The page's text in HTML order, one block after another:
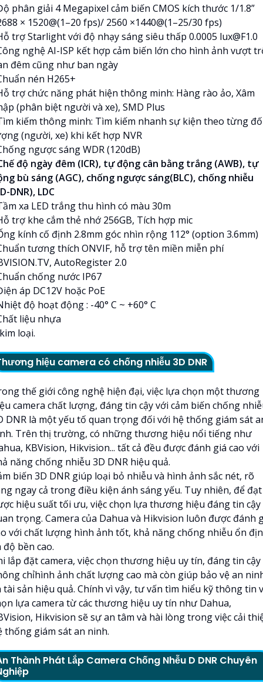
phân giải 4 Megapixel cảm biến CMOS kích thước 1/1.8”
× 1520@(1–20 fps)/ 2560 ×1440@(1–25/30 fps)
trợ Starlight với độ nhạy sáng siêu thấp 0.0005 lux@F1.0
nghệ AI-ISP kết hợp cảm biến lớn cho hình ảnh vượt
đêm cũng như ban ngày
nén H265+
trợ chức năng phát hiện thông minh: Hàng rào ảo, Xâm
(phân biệt người và xe), SMD Plus
kiếm thông minh: Tìm kiếm nhanh sự kiện theo từng
(người, xe) khi kết hợp NVR
ngược sáng WDR (120dB)
độ ngày đêm (ICR), tự động cân bằng trắng (AWB), tự
bù sáng (AGC), chống ngược sáng(BLC), chống nhiễu
DNR), LDC
xa LED trắng thu hình có màu 30m
trợ khe cắm thẻ nhớ 256GB, Tích hợp mic
kính cố định 2.8mm góc nhìn rộng 112° (option 3.6mm)
tương thích ONVIF, hỗ trợ tên miền miễn phí
AutoRegister 2.0
chống nước IP67
áp DC12V hoặc PoE
độ hoạt động : -40° C ~ +60° C
liệu nhựa
loại.
hiệu camera có chống nhiễu 3D DNR
thế giới công nghệ hiện đại, việc lựa chọn một thương
camera chất lượng, đáng tin cậy với cảm biến chống
DNR là một yếu tố quan trọng đối với hệ thống giám sát
Trên thị trường, có những thương hiệu nổi tiếng như
KBVision, Hikvision... tất cả đều được đánh giá cao với
năng chống nhiễu 3D DNR hiệu quả.
biến 3D DNR giúp loại bỏ nhiễu và hình ảnh sắc nét, rõ
ngay cả trong điều kiện ánh sáng yếu. Tuy nhiên, để đạt
hiệu suất tối ưu, việc chọn lựa thương hiệu đáng tin cậy
trọng. Camera của Dahua và Hikvision luôn được đánh
với chất lượng hình ảnh tốt, khả năng chống nhiễu ổn
độ bền cao.
lắp đặt camera, việc chọn thương hiệu uy tín, đáng tin cậy
chỉhình ảnh chất lượng cao mà còn giúp bảo vệ an
tài sản hiệu quả. Chính vì vậy, tư vấn tìm hiểu kỹ thông tin
lựa camera từ các thương hiệu uy tín như Dahua,
Hikvision sẽ sự an tâm và hài lòng trong việc cải
thống giám sát an ninh.
Thành Phát Lắp Camera Chống Nhễu D DNR Chuyên